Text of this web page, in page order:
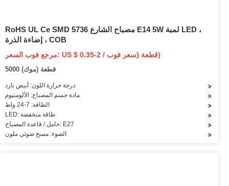
RoHS UL Ce SMD 5736 مصباح الشارع E14 5W لمبة LED ،
إضاءة الذرة ، COB
مرجع فوب السعر: US $ 0.35-2 / قطعة (سعر فوب)
5000 قطعة (موك)
درجة حرارة اللون: أبيض بارد
مادة جسم المصباح: الألومنيوم
الطاقة: 7-24 واط
LED: طاقة منخفضة
حامل / قاعدة المصباح: E27
الضوء: مسح ضوئي ملون